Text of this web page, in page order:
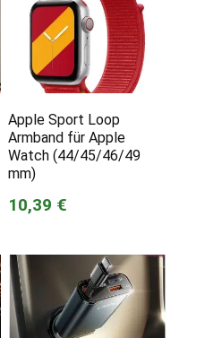
Apple Sport Loop
Armband für Apple
Watch (44/45/46/49
mm)
10,39 €